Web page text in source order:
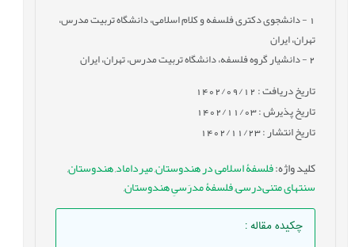
- دانشجوی دکتری فلسفه و کلام اسلامی، دانشگاه تربیت مدرس،
تهران، ایران
2- دانشیار گروه فلسفه، دانشگاه تربیت مدرس، تهران، ایران
تاریخ دریافت : 1402/09/12
تاریخ پذیرش : 1402/11/03
تاریخ انتشار : 1402/11/23
کلید واژه:فلسفۀ اسلامی در هندوستان,میرداماد,هندوستان,
سنتهای متنی‌درسی,فلسفۀ مدرَسیِ هندوستان,
چکیده مقاله: